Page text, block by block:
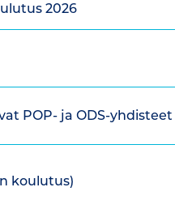
2026
POP- ja ODS-yhdisteet
koulutus)